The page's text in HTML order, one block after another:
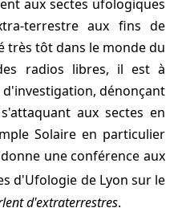
terrestre aux fins de
très tôt dans le monde du
radios libres, il est à
dénonçant
aux sectes en
Solaire en particulier
une conférence aux
d'Ufologie de Lyon sur le
d'extraterrestres.